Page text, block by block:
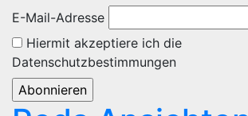
E-Mail-Adresse
Hiermit akzeptiere ich die
Datenschutzbestimmungen